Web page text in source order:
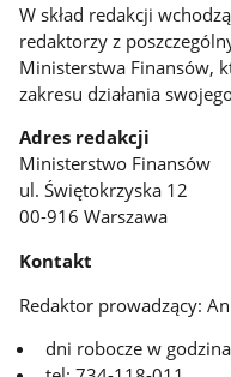
W skład redakcji
redaktorzy z
Ministerstwa Finansów,
zakresu działania
Adres redakcji
Ministerstwo Finansów
ul. Świętokrzyska 12
00-916 Warszawa
Kontakt
Redaktor prowadzący:
dni robocze w